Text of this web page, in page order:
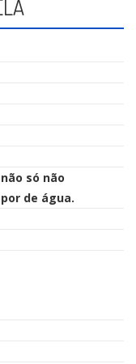
só não
de água.